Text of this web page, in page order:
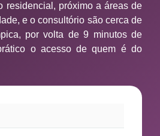
residencial, próximo a áreas de
e o consultório são cerca de
por volta de 9 minutos de
o acesso de quem é do